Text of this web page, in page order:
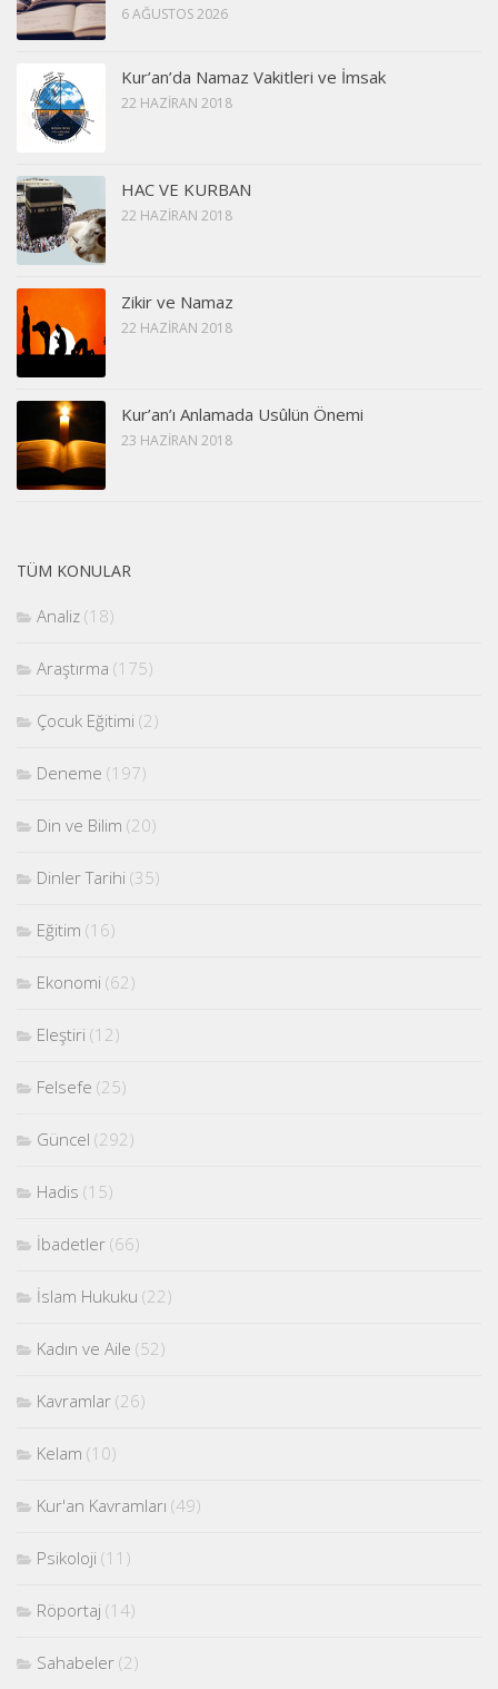
6 AĞUSTOS 2026
Kur’an’da Namaz Vakitleri ve İmsak
22 HAZIRAN 2018
HAC VE KURBAN
22 HAZIRAN 2018
Zikir ve Namaz
22 HAZIRAN 2018
Kur’an’ı Anlamada Usûlün Önemi
23 HAZIRAN 2018
TÜM KONULAR
Analiz (18)
Araştırma (175)
Çocuk Eğitimi (2)
Deneme (197)
Din ve Bilim (20)
Dinler Tarihi (35)
Eğitim (16)
Ekonomi (62)
Eleştiri (12)
Felsefe (25)
Güncel (292)
Hadis (15)
İbadetler (66)
İslam Hukuku (22)
Kadın ve Aile (52)
Kavramlar (26)
Kelam (10)
Kur'an Kavramları (49)
Psikoloji (11)
Röportaj (14)
Sahabeler (2)